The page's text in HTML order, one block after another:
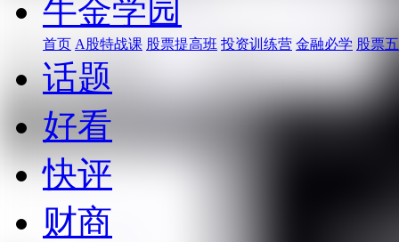
牛金学园
首页 A股特战课 股票提高班 投资训练营 金融必学 股票
话题
好看
快评
财商